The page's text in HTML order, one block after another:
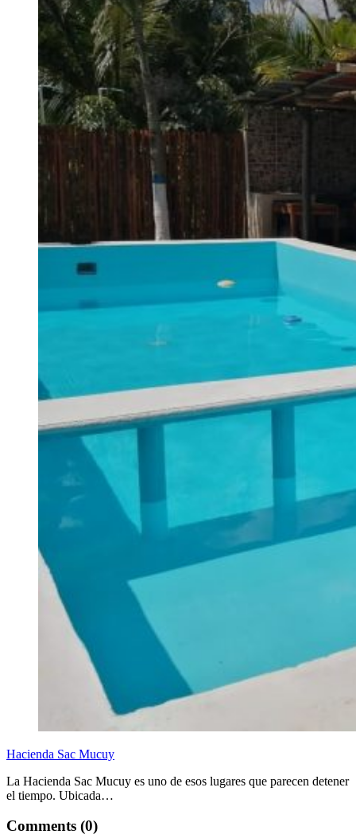
Hacienda Sac Mucuy
La Hacienda Sac Mucuy es uno de esos lugares que parecen detener
el tiempo. Ubicada…
Comments (0)